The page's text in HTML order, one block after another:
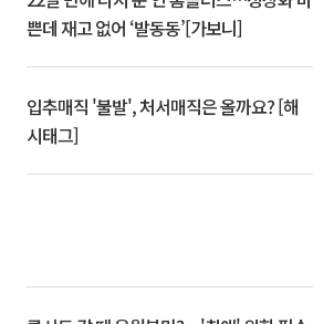
쁜데 재고 없어 ‘발동동’[가보니]
입추매직 '불발', 처서매직은 올까요? [해
시태그]